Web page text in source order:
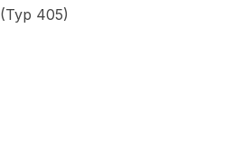
405)